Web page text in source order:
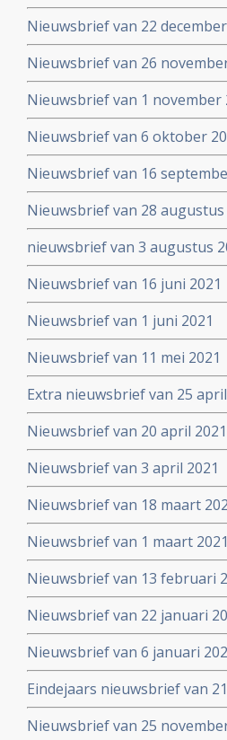
Nieuwsbrief van 22
Nieuwsbrief van 26
Nieuwsbrief van 1 november
Nieuwsbrief van 6 oktober
Nieuwsbrief van 16
Nieuwsbrief van 28 augustus
nieuwsbrief van 3 augustus
Nieuwsbrief van 16 juni 2021
Nieuwsbrief van 1 juni 2021
Nieuwsbrief van 11 mei 2021
Extra nieuwsbrief van 25 april
Nieuwsbrief van 20 april 2021
Nieuwsbrief van 3 april 2021
Nieuwsbrief van 18 maart
Nieuwsbrief van 1 maart 2021
Nieuwsbrief van 13 februari
Nieuwsbrief van 22 januari
Nieuwsbrief van 6 januari
Eindejaars nieuwsbrief van
Nieuwsbrief van 25